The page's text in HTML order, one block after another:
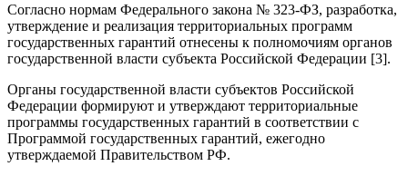
Согласно нормам Федерального закона № 323-ФЗ, разработка,
утверждение и реализация территориальных программ
государственных гарантий отнесены к полномочиям органов
государственной власти субъекта Российской Федерации [3].
Органы государственной власти субъектов Российской
Федерации формируют и утверждают территориальные
программы государственных гарантий в соответствии с
Программой государственных гарантий, ежегодно
утверждаемой Правительством РФ.